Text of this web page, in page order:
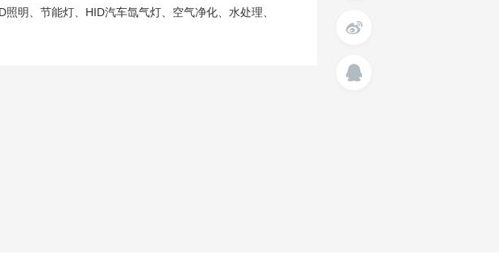
明、节能灯、HID汽车氙气灯、空气净化、水处理、